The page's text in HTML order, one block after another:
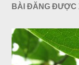
BÀI ĐĂNG ĐƯỢC